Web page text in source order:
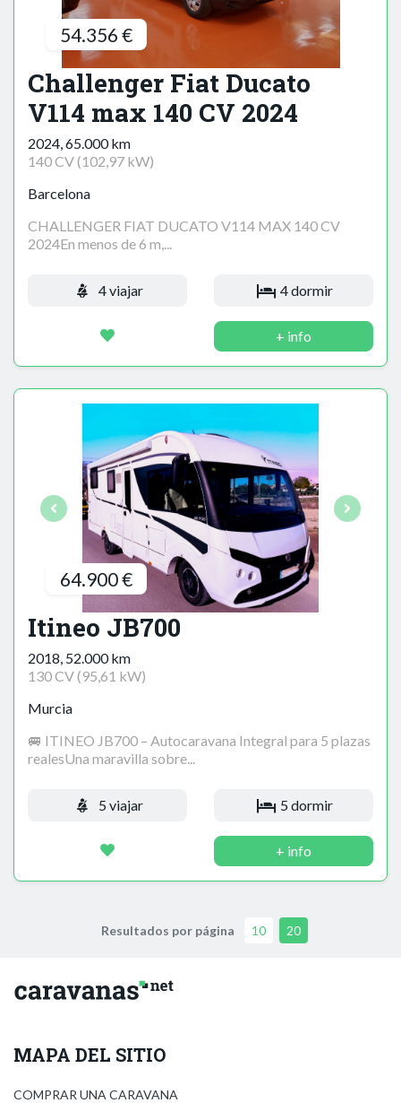
54.356 €
Challenger Fiat Ducato
V114 max 140 CV 2024
2024, 65.000 km
140 CV (102,97 kW)
Barcelona
CHALLENGER FIAT DUCATO V114 MAX 140 CV
2024En menos de 6 m,...
4 viajar 4 dormir
+ info
64.900 €
Itineo JB700
2018, 52.000 km
130 CV (95,61 kW)
Murcia
🚐 ITINEO JB700 – Autocaravana Integral para 5 plazas
realesUna maravilla sobre...
5 viajar 5 dormir
+ info
Resultados por página 10 20
MAPA DEL SITIO
COMPRAR UNA CARAVANA